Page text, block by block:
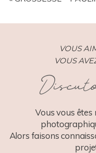
VOUS
VOUS
Vous vous
Alors faisons